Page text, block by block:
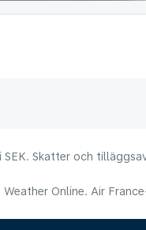
Skatter och
Online. Air